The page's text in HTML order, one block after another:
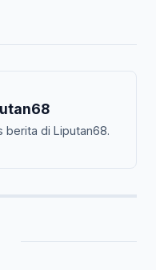
berita di Liputan68.